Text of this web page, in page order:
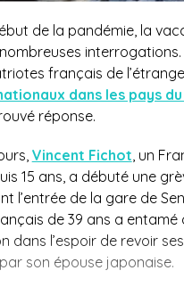
de la pandémie, la
français de
dans les pays
réponse.
Vincent Fichot, un
15 ans, a débuté une
l’entrée de la gare de
de 39 ans a entamé
dans l’espoir de revoir
son épouse japonaise.